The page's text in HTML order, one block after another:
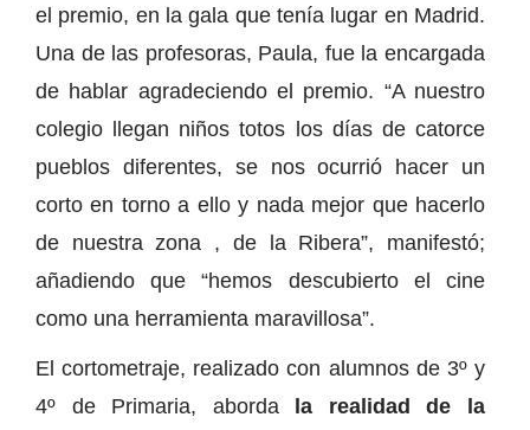
el premio, en la gala que tenía lugar en Madrid.
Una de las profesoras, Paula, fue la encargada
de hablar agradeciendo el premio. “A nuestro
colegio llegan niños totos los días de catorce
pueblos diferentes, se nos ocurrió hacer un
corto en torno a ello y nada mejor que hacerlo
de nuestra zona , de la Ribera”, manifestó;
añadiendo que “hemos descubierto el cine
como una herramienta maravillosa”.
El cortometraje, realizado con alumnos de 3º y
4º de Primaria, aborda la realidad de la